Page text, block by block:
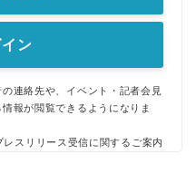
イン
連絡先や、イベント・記者会見
報が閲覧できるようになりま
レスリリース受信に関するご案内